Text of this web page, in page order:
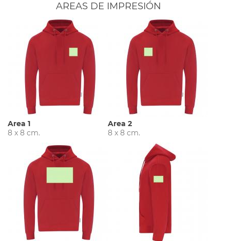
AREAS DE IMPRESIÓN
Area 1
8 x 8 cm.
Area 2
8 x 8 cm.